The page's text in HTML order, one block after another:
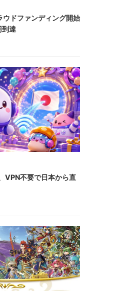
ドファンディング開始
到達
VPN不要で日本から直